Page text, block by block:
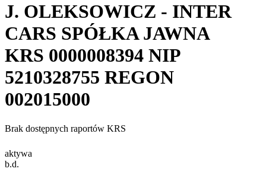
J. OLEKSOWICZ - INTER
CARS SPÓŁKA JAWNA
KRS 0000008394 NIP
5210328755 REGON
002015000
Brak dostępnych raportów KRS
aktywa
b.d.